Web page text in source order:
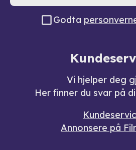
Godta
Vi hjelper deg
Her finner du svar på
Annonsere på